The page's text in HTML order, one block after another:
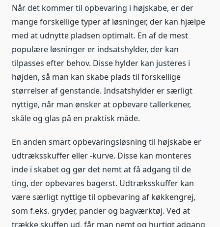
Når det kommer til opbevaring i højskabe, er der
mange forskellige typer af løsninger, der kan hjælpe
med at udnytte pladsen optimalt. En af de mest
populære løsninger er indsatshylder, der kan
tilpasses efter behov. Disse hylder kan justeres i
højden, så man kan skabe plads til forskellige
størrelser af genstande. Indsatshylder er særligt
nyttige, når man ønsker at opbevare tallerkener,
skåle og glas på en praktisk måde.
En anden smart opbevaringsløsning til højskabe er
udtræksskuffer eller -kurve. Disse kan monteres
inde i skabet og gør det nemt at få adgang til de
ting, der opbevares bagerst. Udtræksskuffer kan
være særligt nyttige til opbevaring af køkkengrej,
som f.eks. gryder, pander og bagværktøj. Ved at
trække skuffen ud, får man nemt og hurtigt adgang